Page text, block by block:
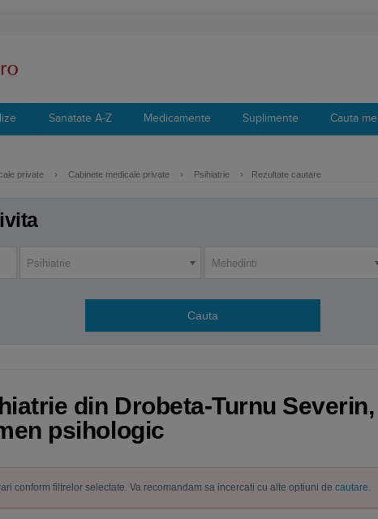
Sanatate A-Z Medicamente Suplimente Cauta
private › Cabinete medicale private › Psihiatrie › Rezultate cautare
Psihiatrie Mehedinti
din Drobeta-Turnu
psihologic
conform filtrelor selectate. Va recomandam sa incercati cu alte optiuni de cautare.